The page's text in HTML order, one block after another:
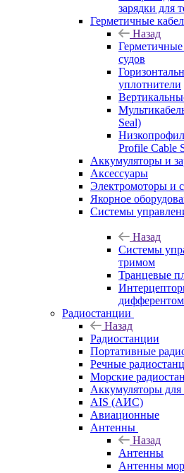
зарядки для
Герметичные
Назад
судов
уплотнители
Seal)
Profile Cable
Аккумуляторы и
Аксессуары
Электромоторы и
Якорное
Системы
Назад
Системы
тримом
Транцевые
дифферентом
Радиостанции
Назад
Радиостанции
Портативные
Речные
Морские
Аккумуляторы для
AIS (АИС)
Авиационные
Антенны
Назад
Антенны
Антенны